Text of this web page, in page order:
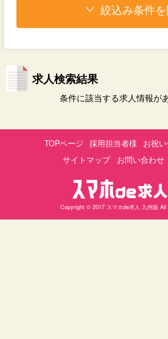
絞込み条件を
求人検索結果
条件に該当する求人情報が
TOPページ 採用担当者様 お祝
サイトマップ
お問い合わせ
Copyright © 2017 スマホde求人 九州版